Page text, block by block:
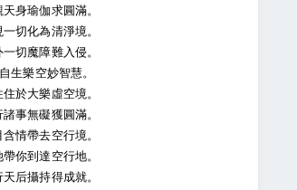
身瑜伽求圓滿。
切化為清淨境。
切魔障難入侵。
樂空妙智慧。
於大樂虛空境。
事無礙獲圓滿。
情帶去空行境。
你到達空行地。
后攝持得成就。